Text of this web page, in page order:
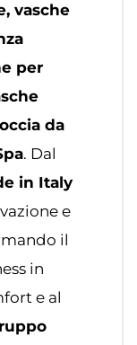
vasche
per
da
. Dal
in Italy
e
il
in
e al